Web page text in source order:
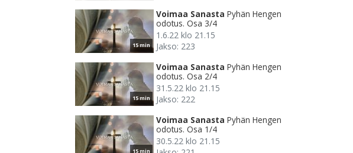
15 min
Voimaa Sanasta Pyhän Hengen
odotus. Osa 3/4
1.6.22 klo 21.15
Jakso: 223
15 min
Voimaa Sanasta Pyhän Hengen
odotus. Osa 2/4
31.5.22 klo 21.15
Jakso: 222
15 min
Voimaa Sanasta Pyhän Hengen
odotus. Osa 1/4
30.5.22 klo 21.15